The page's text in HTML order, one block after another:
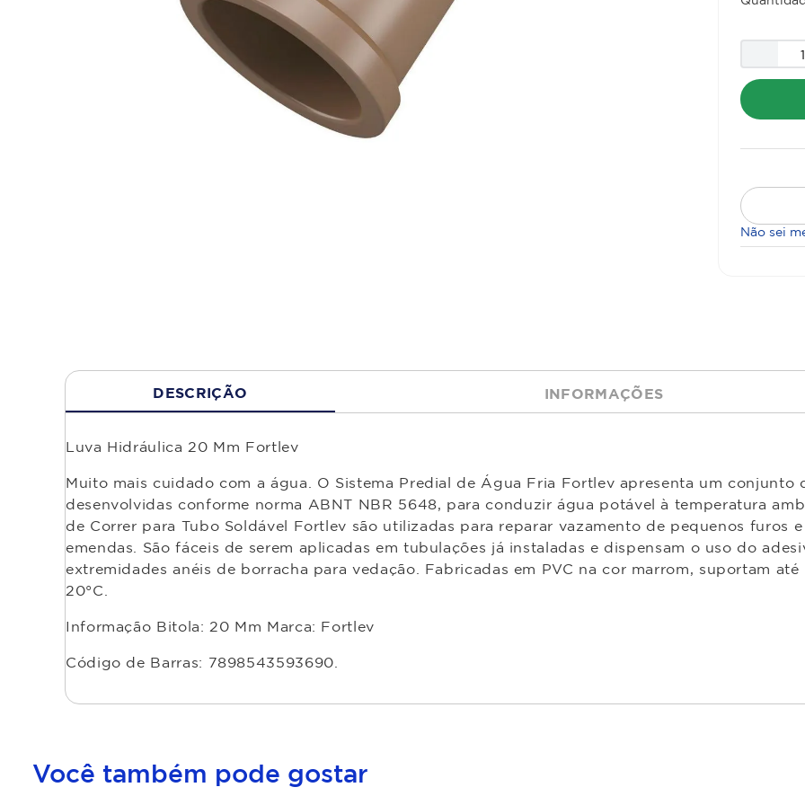
Não sei
DESCRIÇÃO INFORMAÇÕES
Luva Hidráulica 20 Mm Fortlev
Muito mais cuidado com a água. O Sistema Predial de Água Fria Fortlev apresenta um conjunto
desenvolvidas conforme norma ABNT NBR 5648, para conduzir água potável à temperatura
de Correr para Tubo Soldável Fortlev são utilizadas para reparar vazamento de pequenos furos
emendas. São fáceis de serem aplicadas em tubulações já instaladas e dispensam o uso do
extremidades anéis de borracha para vedação. Fabricadas em PVC na cor marrom, suportam
20°C.
Informação Bitola: 20 Mm Marca: Fortlev
Código de Barras: 7898543593690.
Você também pode gostar